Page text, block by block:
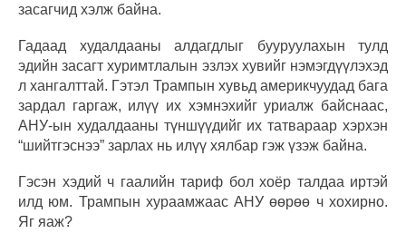
засагчид хэлж байна.
Гадаад худалдааны алдагдлыг бууруулахын тулд
эдийн засагт хуримтлалын эзлэх хувийг нэмэгдүүлэхэд
л хангалттай. Гэтэл Трампын хувьд америкчуудад бага
зардал гаргаж, илүү их хэмнэхийг уриалж байснаас,
АНУ-ын худалдааны түншүүдийг их татвараар хэрхэн
“шийтгэснээ” зарлах нь илүү хялбар гэж үзэж байна.
Гэсэн хэдий ч гаалийн тариф бол хоёр талдаа иртэй
илд юм. Трампын хураамжаас АНУ өөрөө ч хохирно.
Яг яаж?